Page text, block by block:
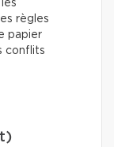
règles
papier
conflits